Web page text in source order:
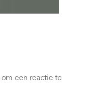
om een reactie te